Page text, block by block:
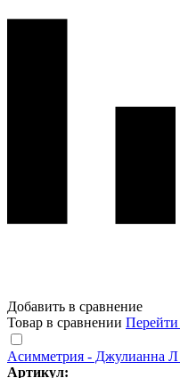
Добавить в сравнение
Товар в сравнении Перейти
Асимметрия - Джулианна
Артикул: